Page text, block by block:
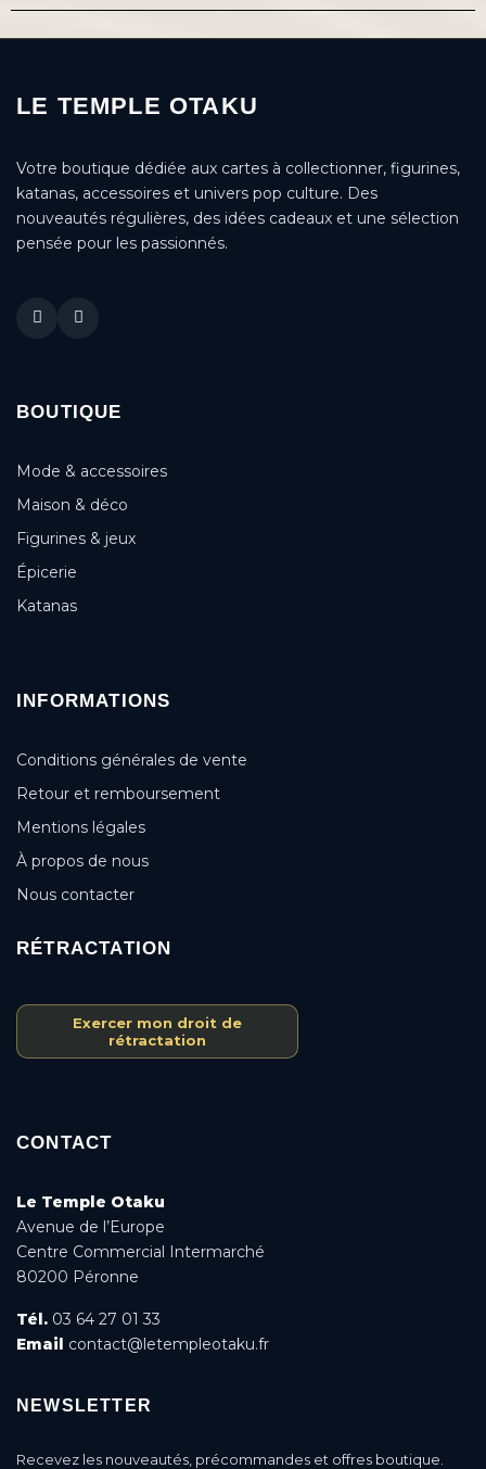
LE TEMPLE OTAKU
Votre boutique dédiée aux cartes à collectionner, figurines,
katanas, accessoires et univers pop culture. Des
nouveautés régulières, des idées cadeaux et une sélection
pensée pour les passionnés.
BOUTIQUE
Mode & accessoires
Maison & déco
Figurines & jeux
Épicerie
Katanas
INFORMATIONS
Conditions générales de vente
Retour et remboursement
Mentions légales
À propos de nous
Nous contacter
RÉTRACTATION
Exercer mon droit de
rétractation
CONTACT
Le Temple Otaku
Avenue de l’Europe
Centre Commercial Intermarché
80200 Péronne
Tél. 03 64 27 01 33
Email contact@letempleotaku.fr
NEWSLETTER
Recevez les nouveautés, précommandes et offres boutique.